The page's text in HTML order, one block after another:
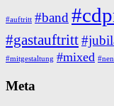
#auftritt #band
#gastauftritt
#mitgestaltung #mixed
Meta